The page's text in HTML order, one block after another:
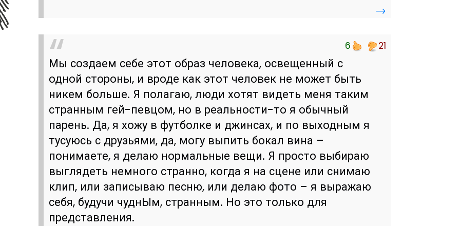
→
6 21
Мы создаем себе этот образ человека, освещенный с
одной стороны, и вроде как этот человек не может быть
никем больше. Я полагаю, люди хотят видеть меня таким
странным гей-певцом, но в реальности-то я обычный
парень. Да, я хожу в футболке и джинсах, и по выходным я
тусуюсь с друзьями, да, могу выпить бокал вина –
понимаете, я делаю нормальные вещи. Я просто выбираю
выглядеть немного странно, когда я на сцене или снимаю
клип, или записываю песню, или делаю фото – я выражаю
себя, будучи чуднЫм, странным. Но это только для
представления.